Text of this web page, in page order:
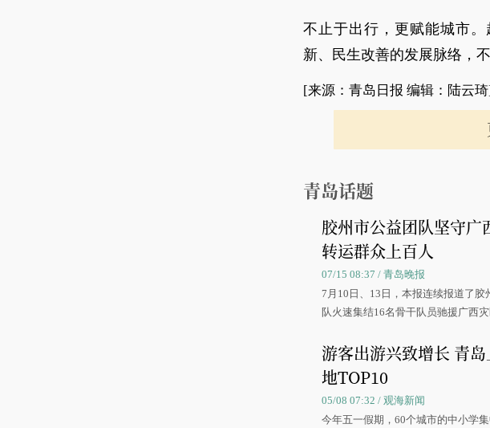
不止于出行，更赋能城市
新、民生改善的发展脉络，
[来源：青岛日报 编辑：陆云
青岛话题
胶州市公益团队坚守广
转运群众上百人
07/15 08:37 / 青岛晚报
7月10日、13日，本报连续报道了
队火速集结16名骨干队员驰援广西
游客出游兴致增长 青
地TOP10
05/08 07:32 / 观海新闻
今年五一假期，60个城市的中小学